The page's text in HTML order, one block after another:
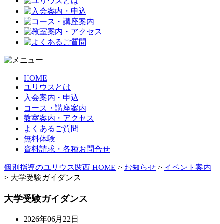
HOME
ユリウスとは
入会案内・申込
コース・講座案内
教室案内・アクセス
よくあるご質問
無料体験
資料請求・各種お問合せ
個別指導のユリウス関西 HOME > お知らせ > イベント案内
> 大学受験ガイダンス
大学受験ガイダンス
2026年06月22日